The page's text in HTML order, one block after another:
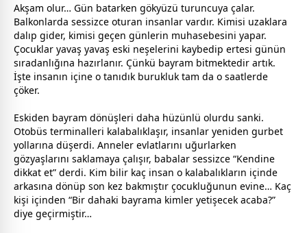
Akşam olur… Gün batarken gökyüzü turuncuya çalar.
Balkonlarda sessizce oturan insanlar vardır. Kimisi uzaklara
dalıp gider, kimisi geçen günlerin muhasebesini yapar.
Çocuklar yavaş yavaş eski neşelerini kaybedip ertesi günün
sıradanlığına hazırlanır. Çünkü bayram bitmektedir artık.
İşte insanın içine o tanıdık burukluk tam da o saatlerde
çöker.
Eskiden bayram dönüşleri daha hüzünlü olurdu sanki.
Otobüs terminalleri kalabalıklaşır, insanlar yeniden gurbet
yollarına düşerdi. Anneler evlatlarını uğurlarken
gözyaşlarını saklamaya çalışır, babalar sessizce “Kendine
dikkat et” derdi. Kim bilir kaç insan o kalabalıkların içinde
arkasına dönüp son kez bakmıştır çocukluğunun evine… Kaç
kişi içinden “Bir dahaki bayrama kimler yetişecek acaba?”
diye geçirmiştir…